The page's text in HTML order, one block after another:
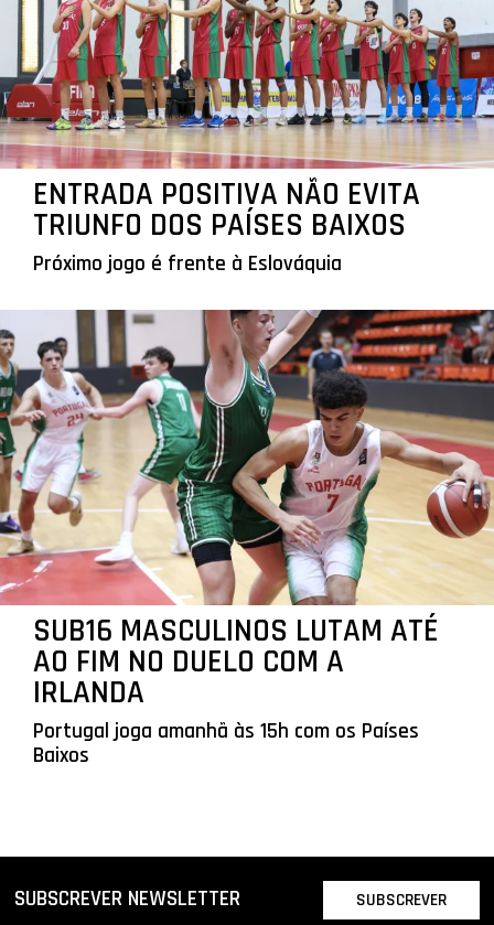
ENTRADA POSITIVA NÃO EVITA
TRIUNFO DOS PAÍSES BAIXOS
Próximo jogo é frente à Eslováquia
SUB16 MASCULINOS LUTAM ATÉ
AO FIM NO DUELO COM A
IRLANDA
Portugal joga amanhã às 15h com os Países
Baixos
SUBSCREVER NEWSLETTER SUBSCREVER